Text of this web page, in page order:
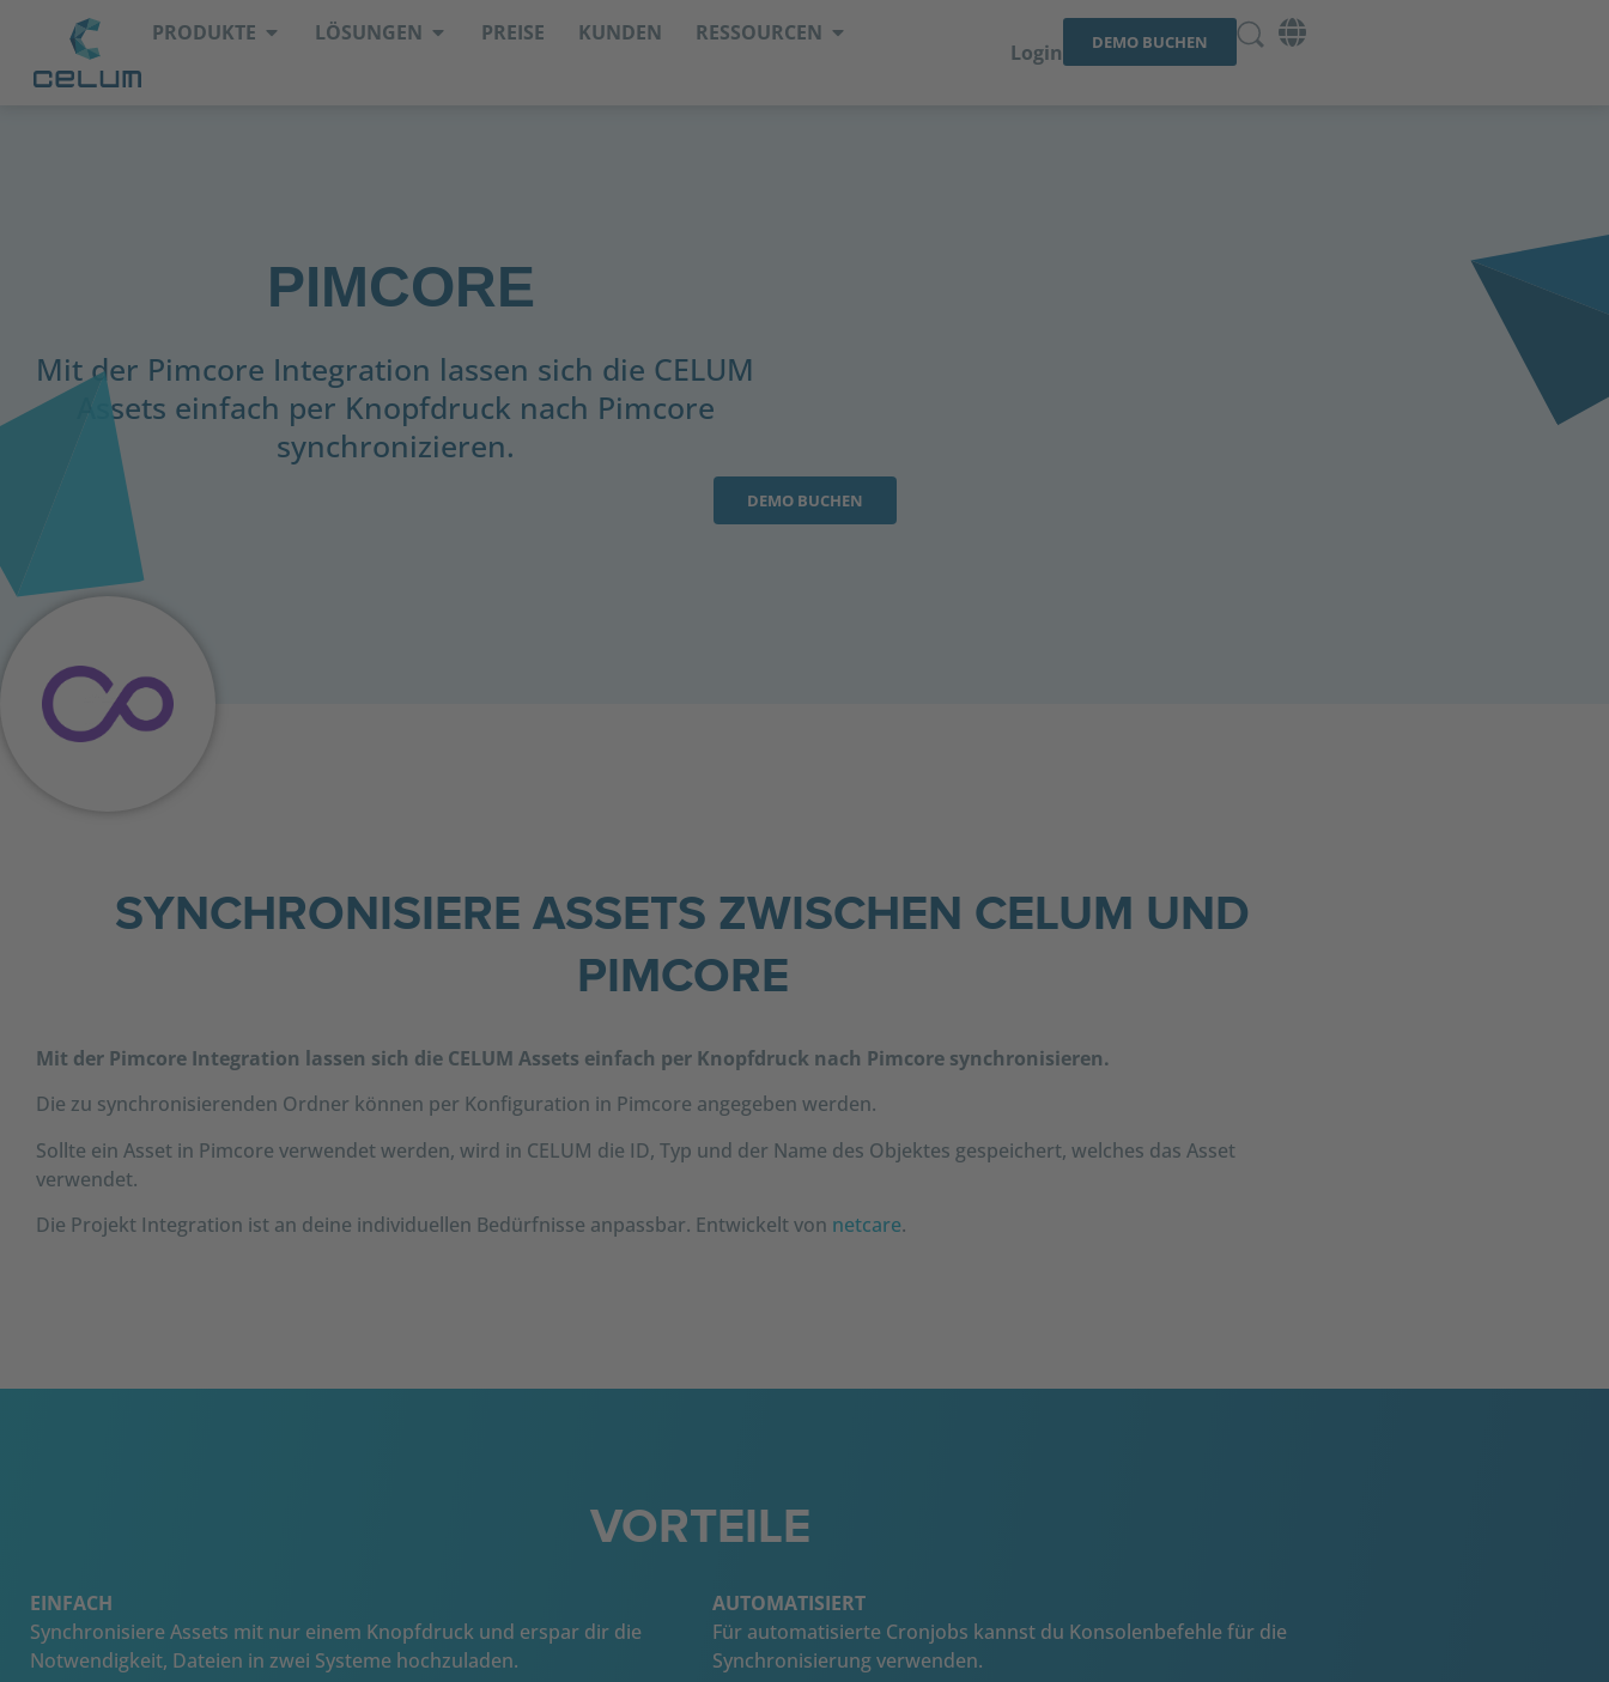
PRODUKTE LÖSUNGEN PREISE KUNDEN RESSOURCEN
Login DEMO BUCHEN
PIMCORE
Mit der Pimcore Integration lassen sich die CELUM
Assets einfach per Knopfdruck nach Pimcore
synchronizieren.
DEMO BUCHEN
SYNCHRONISIERE ASSETS ZWISCHEN CELUM UND
PIMCORE
Mit der Pimcore Integration lassen sich die CELUM Assets einfach per Knopfdruck nach Pimcore synchronisieren.
Die zu synchronisierenden Ordner können per Konfiguration in Pimcore angegeben werden.
Sollte ein Asset in Pimcore verwendet werden, wird in CELUM die ID, Typ und der Name des Objektes gespeichert, welches das Asset
verwendet.
Die Projekt Integration ist an deine individuellen Bedürfnisse anpassbar. Entwickelt von netcare.
VORTEILE
EINFACH
Synchronisiere Assets mit nur einem Knopfdruck und erspar dir die
Notwendigkeit, Dateien in zwei Systeme hochzuladen.
AUTOMATISIERT
Für automatisierte Cronjobs kannst du Konsolenbefehle für die
Synchronisierung verwenden.